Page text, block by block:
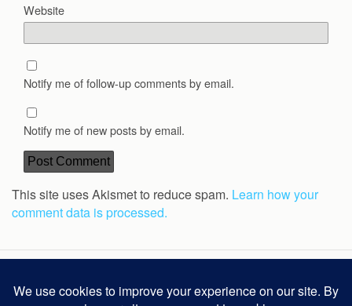
Website
Notify me of follow-up comments by email.
Notify me of new posts by email.
This site uses Akismet to reduce spam. Learn how your
comment data is processed.
Back to top